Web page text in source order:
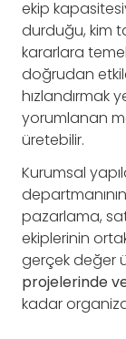
ekip
durduğu, kim
kararlara
doğrudan
hızlandırmak
yorumlanan
üretebilir.
Kurumsal
pazarlama,
ekiplerinin
gerçek değer
projelerinde
kadar